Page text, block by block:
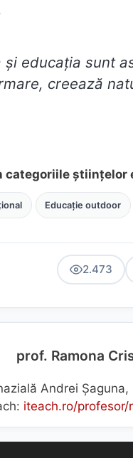
și educația sunt
creează
categoriile științelor
Educație outdoor
2.473
prof. Ramona
Andrei
iteach.ro/profesor/